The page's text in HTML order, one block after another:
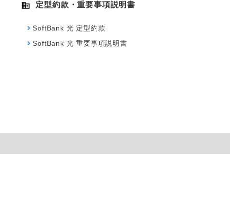
定型約款・重要事項説明書
SoftBank 光 定型約款
SoftBank 光 重要事項説明書